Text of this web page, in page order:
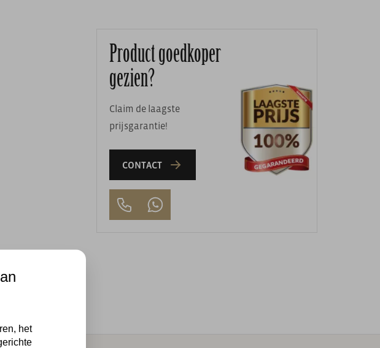
Product goedkoper
gezien?
Claim de laagste
prijsgarantie!
CONTACT
het